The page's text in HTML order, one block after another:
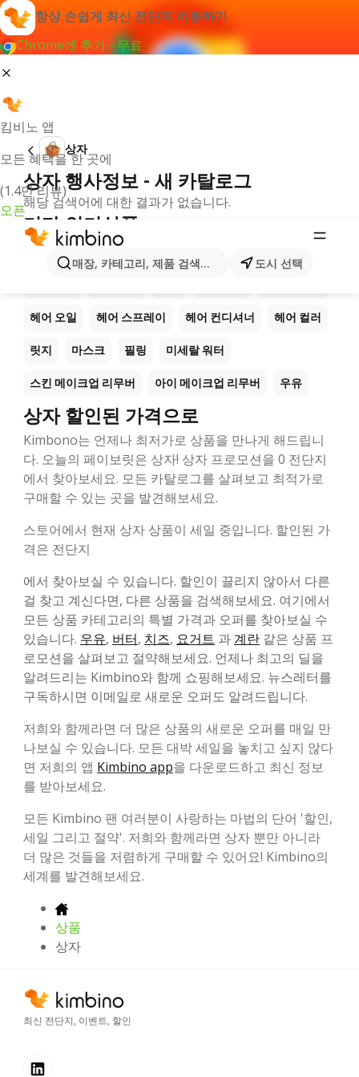
항상 손쉽게 최신 전단지 이용하기
Chrome에 추가 - 무료
킴비노 앱
모든 혜택을 한 곳에
(1.4만 리뷰)
오픈
매장, 카테고리, 제품 검색... 도시 선택
상자
상자 행사정보 - 새 카탈로그
해당 검색어에 대한 결과가 없습니다.
기타 인기상품
헤어 오일 헤어 스프레이 헤어 컨디셔너 헤어 컬러
릿지 마스크 필링 미세랄 워터
스킨 메이크업 리무버 아이 메이크업 리무버 우유
상자 할인된 가격으로
Kimbono는 언제나 최저가로 상품을 만나게 해드립니
다. 오늘의 페이보릿은 상자! 상자 프로모션을 0 전단지
에서 찾아보세요. 모든 카탈로그를 살펴보고 최적가로
구매할 수 있는 곳을 발견해보세요.
스토어에서 현재 상자 상품이 세일 중입니다. 할인된 가
격은 전단지
에서 찾아보실 수 있습니다. 할인이 끌리지 않아서 다른
걸 찾고 계신다면, 다른 상품을 검색해보세요. 여기에서
모든 상품 카테고리의 특별 가격과 오퍼를 찾아보실 수
있습니다. 우유, 버터, 치즈, 요거트 과 계란 같은 상품 프
로모션을 살펴보고 절약해보세요. 언제나 최고의 딜을
알려드리는 Kimbino와 함께 쇼핑해보세요. 뉴스레터를
구독하시면 이메일로 새로운 오퍼도 알려드립니다.
저희와 함께라면 더 많은 상품의 새로운 오퍼를 매일 만
나보실 수 있습니다. 모든 대박 세일을 놓치고 싶지 않다
면 저희의 앱 Kimbino app을 다운로드하고 최신 정보
를 받아보세요.
모든 Kimbino 팬 여러분이 사랑하는 마법의 단어 '할인,
세일 그리고 절약'. 저희와 함께라면 상자 뿐만 아니라
더 많은 것들을 저렴하게 구매할 수 있어요! Kimbino의
세계를 발견해보세요.
상품
상자
최신 전단지, 이벤트, 할인